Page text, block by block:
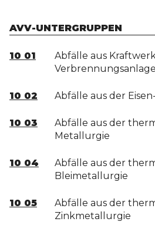
AVV-UNTERGRUPPEN
10 01
Abfälle aus
10 02 Abfälle aus der
10 03
Abfälle aus der
Metallurgie
10 04
Abfälle aus der
Bleimetallurgie
10 05
Abfälle aus der
Zinkmetallurgie